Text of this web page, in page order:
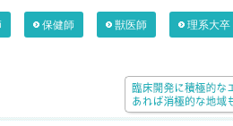
保健師 獣医師 理系大卒